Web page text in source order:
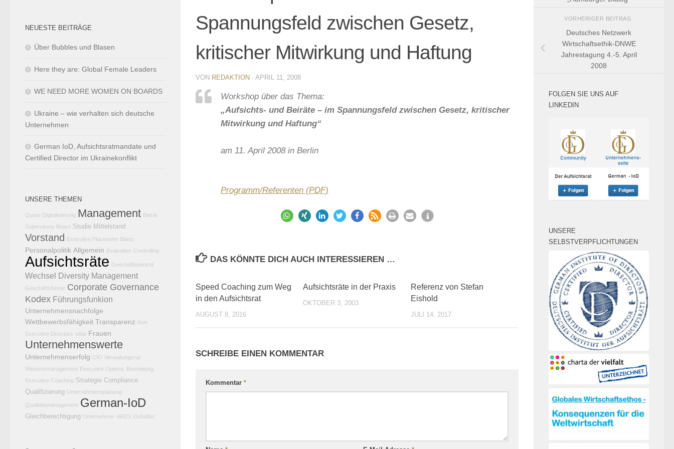
Spannungsfeld zwischen Gesetz,
kritischer Mitwirkung und Haftung
VON REDAKTION · APRIL 11, 2008
Workshop über das Thema:
„Aufsichts- und Beiräte – im Spannungsfeld zwischen Gesetz, kritischer
Mitwirkung und Haftung“
am 11. April 2008 in Berlin
Programm/Referenten (PDF)
DAS KÖNNTE DICH AUCH INTERESSIEREN …
Speed Coaching zum Weg
in den Aufsichtsrat
AUGUST 8, 2016
Aufsichtsräte in der Praxis
OKTOBER 3, 2003
Referenz von Stefan
Eishold
JULI 14, 2017
SCHREIBE EINEN KOMMENTAR
Kommentar *
NEUESTE BEITRÄGE
Über Bubbles und Blasen
Here they are: Global Female Leaders
WE NEED MORE WOMEN ON BOARDS
Ukraine – wie verhalten sich deutsche
Unternehmen
German IoD, Aufsichtsratmandate und
Certified Director im Ukrainekonflikt
UNSERE THEMEN
Quote Digitalisierung Management Beirat
Supervisory Board Studie Mittelstand
Vorstand Executive Placement Bilanz
Personalpolitik Allgemein Evaluation Controlling
Aufsichtsräte Geschäftsbericht
Wechsel Diversity Management
Geschäftsführer Corporate Governance
Kodex Führungsfunkion
Unternehmensnachfolge
Wettbewerbsfähigkeit Transparenz Non
Executive Directors wbw Frauen
Unternehmenswerte
Unternehmenserfolg CIO Verwaltungsrat
Wissensmanagement Executive Options Beurteilung
Executive Coaching Strategie Compliance
Qualifizierung Unternehmensplanung
Qualitätsmanagement German-IoD
Gleichberechtigung Unternehmer AREX Gehälter
VORHERIGER BEITRAG
Deutsches Netzwerk
Wirtschaftsethik-DNWE
Jahrestagung 4.-5. April
2008
FOLGEN SIE UNS AUF
LINKEDIN
UNSERE
SELBSTVERPFLICHTUNGEN